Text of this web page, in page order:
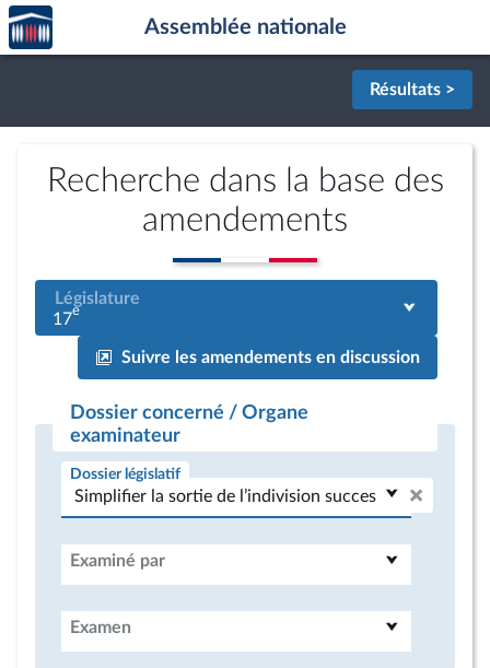
Aller au contenu
Aller en bas de la page
Accèder
à la
page
Assemblée nationale
Résultats >
Recherche dans la base des
amendements
Législature
17e
Suivre les amendements en discussion
Dossier concerné / Organe
examinateur
Dossier législatif
Examiné par
Examen